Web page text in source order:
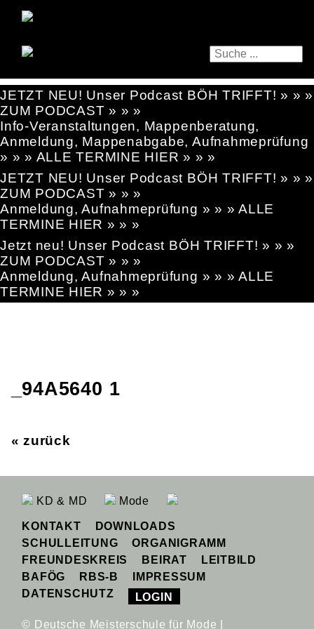
JETZT NEU! Unser Podcast BÖH TRIFFT! » » »
ZUM PODCAST » » »
Info-Veranstaltungen, Mappenberatung,
Anmeldung, Mappenabgabe, Aufnahmeprüfung
» » » ALLE TERMINE HIER » » »
JETZT NEU! Unser Podcast BÖH TRIFFT! » » »
ZUM PODCAST » » »
Anmeldung, Aufnahmeprüfung » » » ALLE
TERMINE HIER » » »
Jetzt neu! Unser Podcast BÖH TRIFFT! » » »
ZUM PODCAST » » »
Anmeldung, Aufnahmeprüfung » » » ALLE
TERMINE HIER » » »
_94A5640 1
« zurück
KD & MD Mode
KONTAKT
DOWNLOADS
SCHULLEITUNG
ORGANIGRAMM
FREUNDESKREIS
BEIRAT
LEITBILD
BAFÖG
RBS-B
IMPRESSUM
DATENSCHUTZ
LOGIN
© Deutsche Meisterschule für Mode |